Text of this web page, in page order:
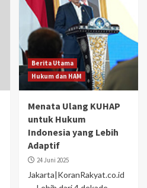
Berita Utama
Hukum dan HAM
Menata Ulang KUHAP
untuk Hukum
Indonesia yang Lebih
Adaptif
24 Juni 2025
Jakarta|KoranRakyat.co.id